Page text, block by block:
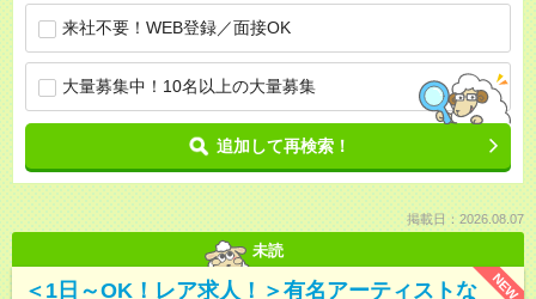
来社不要！WEB登録／面接OK
大量募集中！10名以上の大量募集
追加して再検索！
掲載日：2026.08.07
未読
NEW
＜1日～OK！レア求人！＞有名アーティストな